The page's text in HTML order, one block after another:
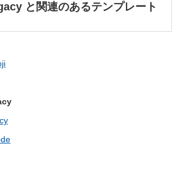
と関連のあるテンプレート